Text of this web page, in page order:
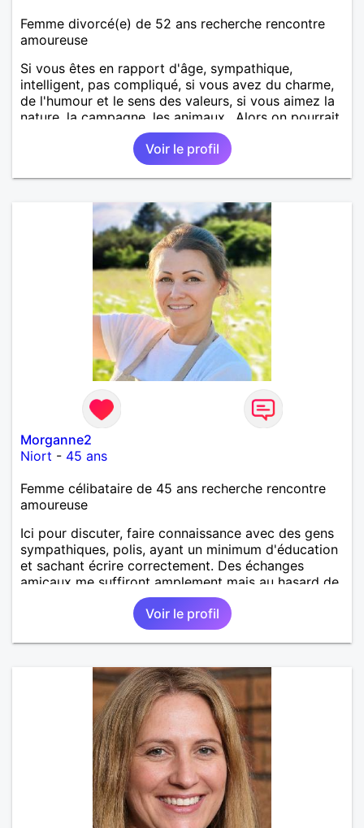
Femme divorcé(e) de 52 ans recherche rencontre
amoureuse
Si vous êtes en rapport d'âge, sympathique,
intelligent, pas compliqué, si vous avez du charme,
de l'humour et le sens des valeurs, si vous aimez la
nature, la campagne, les animaux.. Alors on pourrait
s'entendre, du coup n'hésitez pas à me contacter.
Voir le profil
Morganne2
Niort - 45 ans
Femme célibataire de 45 ans recherche rencontre
amoureuse
Ici pour discuter, faire connaissance avec des gens
sympathiques, polis, ayant un minimum d'éducation
et sachant écrire correctement. Des échanges
amicaux me suffiront amplement mais au hasard de
la vie, si le charme opère, je ne suis pas fermée à
une éventuelle relation sérieuse avec un homme.
Voir le profil